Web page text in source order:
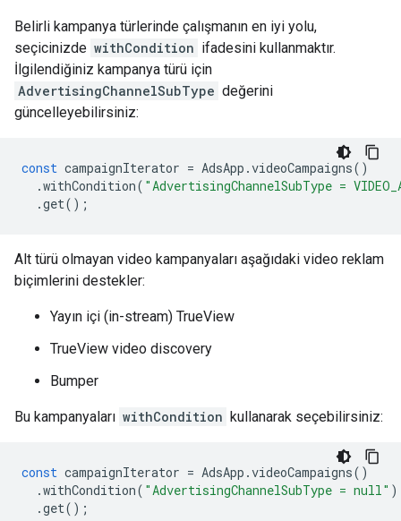
Belirli kampanya türlerinde çalışmanın en iyi yolu,
seçicinizde withCondition ifadesini kullanmaktır.
İlgilendiğiniz kampanya türü için
AdvertisingChannelSubType değerini
güncelleyebilirsiniz:
const campaignIterator = AdsApp .videoCampaigns()
.withCondition( "AdvertisingChannelSubType =
.get();
Alt türü olmayan video kampanyaları aşağıdaki video reklam
biçimlerini destekler:
Yayın içi (in-stream) TrueView
TrueView video discovery
Bumper
Bu kampanyaları withCondition kullanarak seçebilirsiniz:
const campaignIterator = AdsApp .videoCampaigns()
.withCondition( "AdvertisingChannelSubType = null" )
.get();